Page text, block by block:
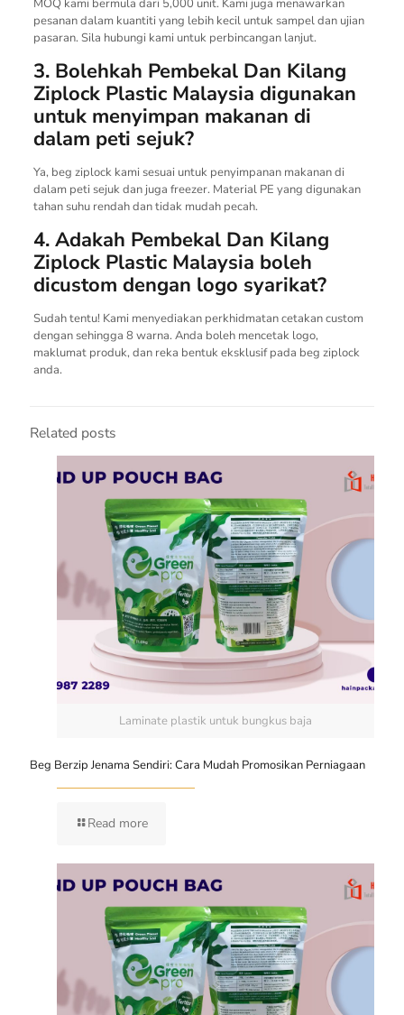
MOQ kami bermula dari 5,000 unit. Kami juga menawarkan
pesanan dalam kuantiti yang lebih kecil untuk sampel dan ujian
pasaran. Sila hubungi kami untuk perbincangan lanjut.
3. Bolehkah Pembekal Dan Kilang
Ziplock Plastic Malaysia digunakan
untuk menyimpan makanan di
dalam peti sejuk?
Ya, beg ziplock kami sesuai untuk penyimpanan makanan di
dalam peti sejuk dan juga freezer. Material PE yang digunakan
tahan suhu rendah dan tidak mudah pecah.
4. Adakah Pembekal Dan Kilang
Ziplock Plastic Malaysia boleh
dicustom dengan logo syarikat?
Sudah tentu! Kami menyediakan perkhidmatan cetakan custom
dengan sehingga 8 warna. Anda boleh mencetak logo,
maklumat produk, dan reka bentuk eksklusif pada beg ziplock
anda.
Related posts
Laminate plastik untuk bungkus baja
Beg Berzip Jenama Sendiri: Cara Mudah Promosikan Perniagaan
Read more